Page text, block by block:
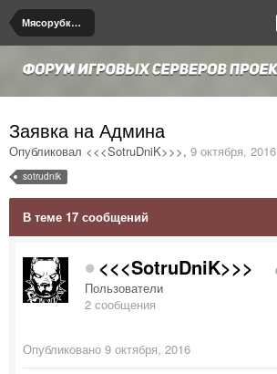
Мясорубка de_dust2
Заявка на Админа
Опубликовал <<<SotruDniK>>>, 9 октября, 2016
sotrudnik
В теме 17 сообщений
<<<SotruDniK>>>
Пользователи
2 сообщения
Опубликовано 9 октября, 2016